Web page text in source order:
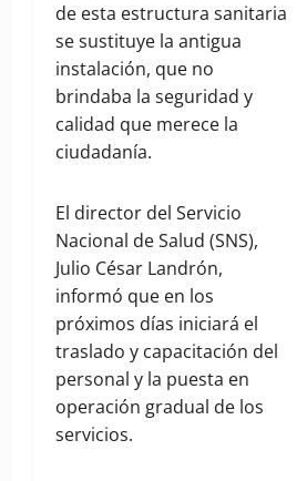
de esta estructura sanitaria
se sustituye la antigua
instalación, que no
brindaba la seguridad y
calidad que merece la
ciudadanía.
El director del Servicio
Nacional de Salud (SNS),
Julio César Landrón,
informó que en los
próximos días iniciará el
traslado y capacitación del
personal y la puesta en
operación gradual de los
servicios.